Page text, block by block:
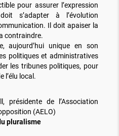
pour assurer l’expression
s’adapter à l’évolution
Il doit apaiser la
contraindre.
aujourd’hui unique en son
politiques et administratives
les tribunes politiques, pour
l’élu local.
présidente de l’Association
(AELO)
pluralisme